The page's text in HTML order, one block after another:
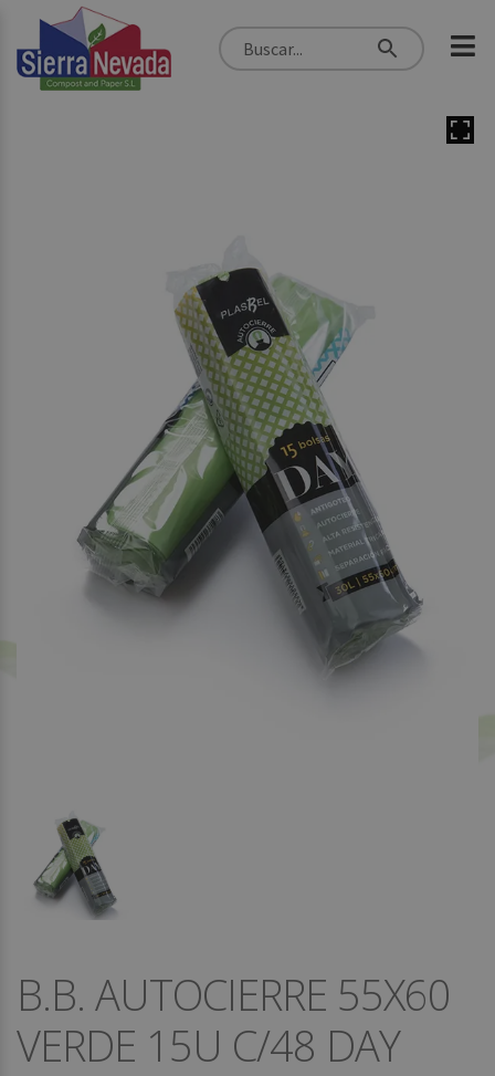
B.B. AUTOCIERRE 55X60
VERDE 15U C/48 DAY